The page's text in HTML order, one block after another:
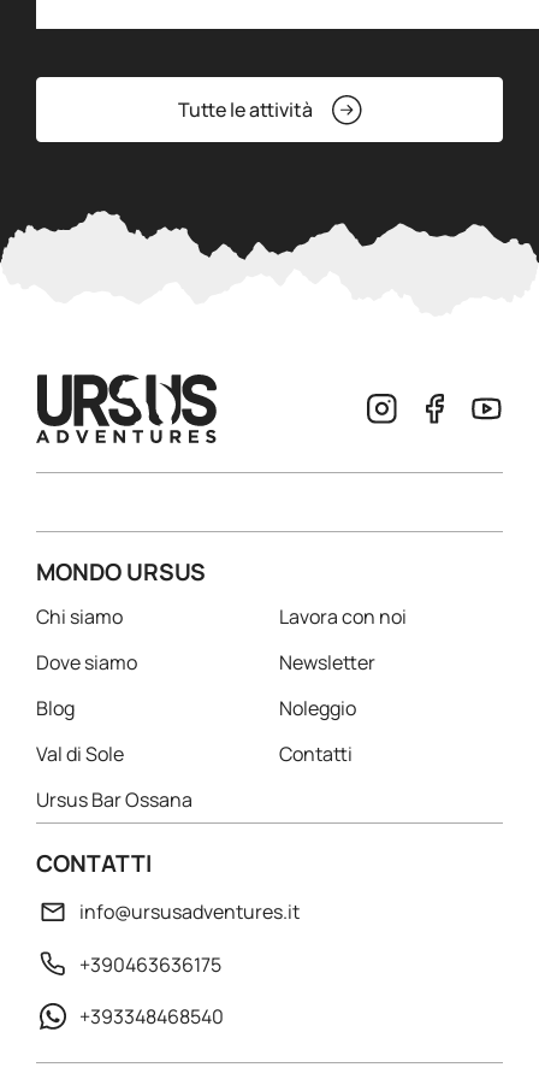
Tutte le attività
MONDO URSUS
Chi siamo
Dove siamo
Blog
Val di Sole
Ursus Bar Ossana
Lavora con noi
Newsletter
Noleggio
Contatti
CONTATTI
info@ursusadventures.it
+390463636175
+393348468540